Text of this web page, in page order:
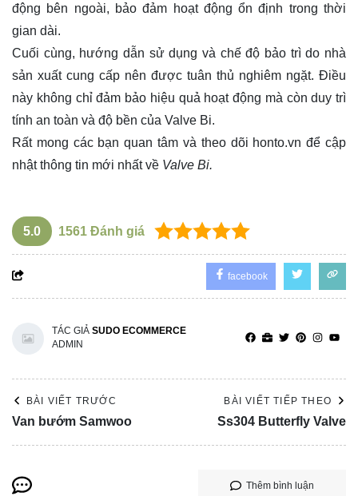
động bên ngoài, bảo đảm hoạt động ổn định trong thời
gian dài.
Cuối cùng, hướng dẫn sử dụng và chế độ bảo trì do nhà
sản xuất cung cấp nên được tuân thủ nghiêm ngặt. Điều
này không chỉ đảm bảo hiệu quả hoạt động mà còn duy trì
tính an toàn và độ bền của Valve Bi.
Rất mong các bạn quan tâm và theo dõi honto.vn để cập
nhật thông tin mới nhất về Valve Bi.
5.0 1561 Đánh giá
facebook
TÁC GIẢ SUDO ECOMMERCE
ADMIN
BÀI VIẾT TRƯỚC
Van bướm Samwoo
BÀI VIẾT TIẾP THEO
Ss304 Butterfly Valve
Thêm bình luận